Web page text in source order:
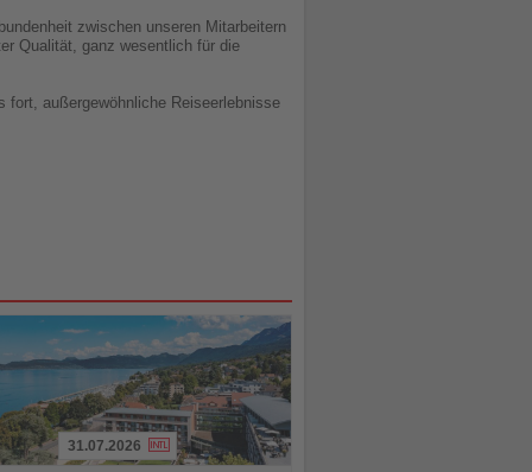
zwischen unseren Mitarbeitern
Qualität, ganz wesentlich für die
außergewöhnliche Reiseerlebnisse
31.07.2026